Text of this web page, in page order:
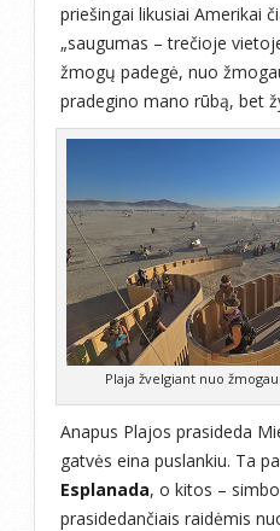
priešingai likusiai Amerikai
„saugumas – trečioje
žmogų padegė, nuo
pradegino mano rūbą, bet
Plaja žvelgiant nuo
Anapus Plajos prasideda
gatvės eina puslankiu. Ta
Esplanada, o kitos –
prasidedančiais raidėmis